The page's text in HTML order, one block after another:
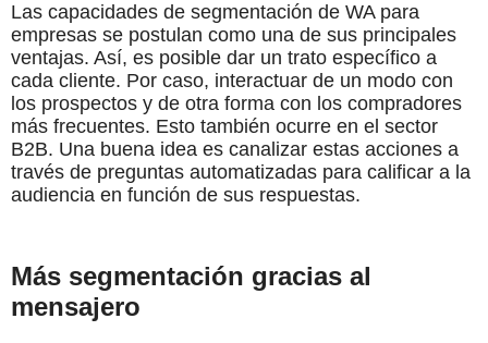
Las capacidades de segmentación de WA para
empresas se postulan como una de sus principales
ventajas. Así, es posible dar un trato específico a
cada cliente. Por caso, interactuar de un modo con
los prospectos y de otra forma con los compradores
más frecuentes. Esto también ocurre en el sector
B2B. Una buena idea es canalizar estas acciones a
través de preguntas automatizadas para calificar a la
audiencia en función de sus respuestas.
Más segmentación gracias al
mensajero